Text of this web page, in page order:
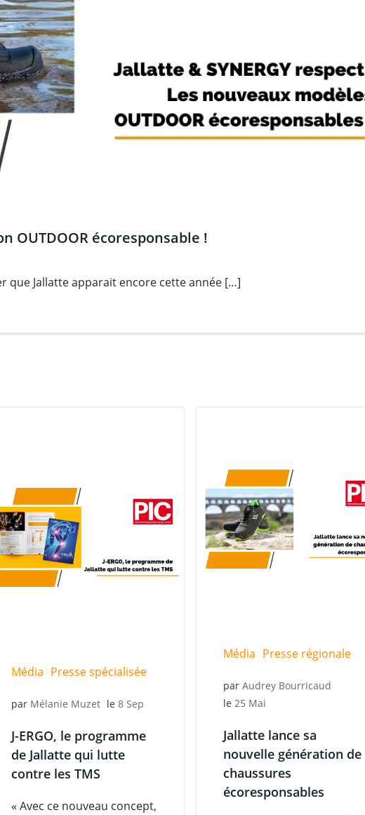
OUTDOOR écoresponsable !
que Jallatte apparait encore cette année […]
Média Presse spécialisée
par Mélanie Muzet le 8 Sep
J-ERGO, le programme
de Jallatte qui lutte
contre les TMS
« Avec ce nouveau concept,
Média Presse régionale
par Audrey Bourricaud
le 25 Mai
Jallatte lance sa
nouvelle génération de
chaussures
écoresponsables